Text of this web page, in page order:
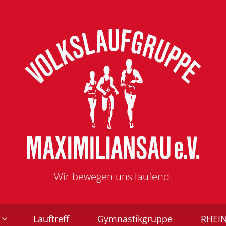
Wir bewegen uns laufend.
Lauftreff Gymnastikgruppe